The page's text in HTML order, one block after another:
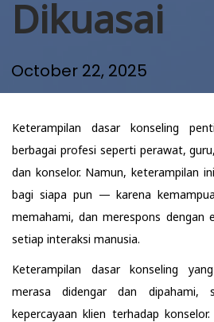
Dikuasai
October 22, 2025
Keterampilan dasar konseling
berbagai profesi seperti perawat,
dan konselor. Namun, keterampilan
bagi siapa pun — karena
memahami, dan merespons dengan
setiap interaksi manusia.
Keterampilan dasar konseling
merasa didengar dan dipahami,
kepercayaan klien terhadap